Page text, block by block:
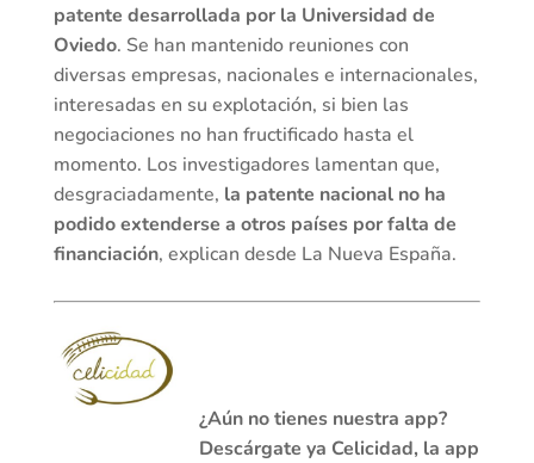
patente desarrollada por la Universidad de
Oviedo. Se han mantenido reuniones con
diversas empresas, nacionales e internacionales,
interesadas en su explotación, si bien las
negociaciones no han fructificado hasta el
momento. Los investigadores lamentan que,
desgraciadamente, la patente nacional no ha
podido extenderse a otros países por falta de
financiación, explican desde La Nueva España.
¿Aún no tienes nuestra app?
Descárgate ya Celicidad, la app